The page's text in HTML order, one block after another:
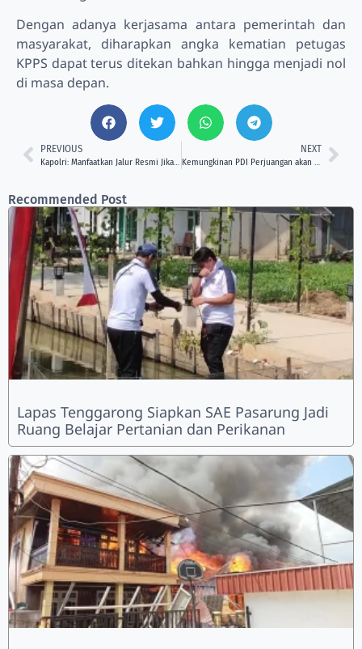
Dengan adanya kerjasama antara pemerintah dan
masyarakat, diharapkan angka kematian petugas
KPPS dapat terus ditekan bahkan hingga menjadi nol
di masa depan.
PREVIOUS
Kapolri: Manfaatkan Jalur Resmi Jika Tidak Puas dengan Hasil Pemilu
NEXT
Kemungkinan PDI Perjuangan akan Lakukan Oposisi Jika Prabowo-Gibran Menang di Pilpres 2024?
Recommended Post
Lapas Tenggarong Siapkan SAE Pasarung Jadi
Ruang Belajar Pertanian dan Perikanan